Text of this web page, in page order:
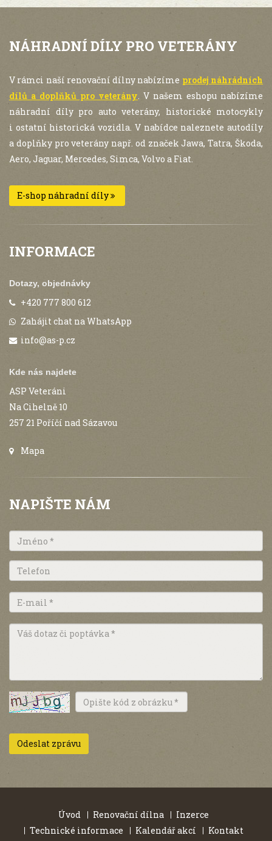
NÁHRADNÍ DÍLY PRO VETERÁNY
V rámci naší renovační dílny nabízíme prodej náhrádních
dílů a doplňků pro veterány. V našem eshopu nabízíme
náhradní díly pro auto veterány, historické motocykly
i ostatní historická vozidla. V nabídce naleznete autodíly
a doplňky pro veterány např. od značek Jawa, Tatra, Škoda,
Aero, Jaguar, Mercedes, Simca, Volvo a Fiat.
E-shop náhradní díly
INFORMACE
Dotazy, objednávky
+420 777 800 612
Zahájit chat na WhatsApp
info@as-p.cz
Kde nás najdete
ASP Veteráni
Na Cihelně 10
257 21 Poříčí nad Sázavou
Mapa
NAPIŠTE NÁM
Úvod Renovační dílna
Inzerce
Technické informace
Kalendář akcí
Kontakt